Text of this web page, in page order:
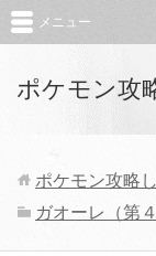
ポケモン攻
メニュー
ポケモン攻略
ガオーレ（第